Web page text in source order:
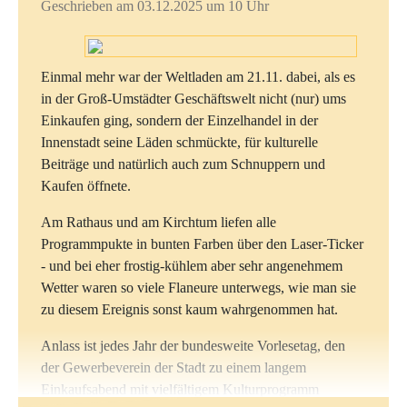
Mit diesem anschaulichen Bild im Kopf gings in die
Schokoladenküche, wo aus Kakaobohnen, -butter,
Milchpulver und Puderzucker gemeinsam eine
Milchschokolade entstand: Bohnen schälen, mörsern,
Zutaten abwiegen und verrühren - schließlich in
Formschalen abfüllen und abkühlen lassen.
Eine abschließende Gesprächsrunde drehte sich um den
Gewinner. Immerhin: ca. 20 % des globalen
Kakaohandels sind in fairen Strukturen, was u.a.
bedeutet, dass der etwas höhere Preis direkt den
Produktionsgemeinschaften oder Kooperativen zu Gute
kommt, so dass sie längerfristig mit festem Einkommen
Kinderarbeit vermieden werden kann. Hinzu kommen
Krankenversicherung und Fortbildung, was vor Ort für
verlässliche Arbeits- und Lebensverhältnisse sorgt.
geografischen/handelspolitischen Verhältnissen
nicht sinnvoll.
Gleichwohl hatten sich Birgit Kallendrusch und Reiner
Michaelis speziell auf die Zielgruppe eingestellt; und die
am Ende elf teilnehmenden Jugendlichen zw. 12 und 14
Jahren haben gute 2,5 Stunden mitgemacht, viele Fragen
gestellt und auch das Gesprächsangebot des
Weltladenteams gerne und eifrig angenommen.
Sie haben sich mit Mörsern fleißig ans Mahlen der
Kakaobohnen gemacht, haben erfahren, was
Kakaobutter ist und wie sie aus der Kakobohne heraus
sie haben sich mit der Lebenssituation von gleichaltrigen
Kindern in den tropischen Kakao-Anbauregionen
befasst und erfahren, dass zu viele Kinder in den
Geschrieben am 03.12.2025 um 10 Uhr
Einmal mehr war der Weltladen am 21.11. dabei, als es
in der Groß-Umstädter Geschäftswelt nicht (nur) ums
Einkaufen ging, sondern der Einzelhandel in der
Innenstadt seine Läden schmückte, für kulturelle
Beiträge und natürlich auch zum Schnuppern und
Kaufen öffnete.
Am Rathaus und am Kirchtum liefen alle
Programmpukte in bunten Farben über den Laser-Ticker
- und bei eher frostig-kühlem aber sehr angenehmem
Wetter waren so viele Flaneure unterwegs, wie man sie
zu diesem Ereignis sonst kaum wahrgenommen hat.
Anlass ist jedes Jahr der bundesweite Vorlesetag, den
der Gewerbeverein der Stadt zu einem langem
Einkaufsabend mit vielfältigem Kulturprogramm